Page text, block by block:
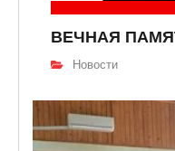
ВЕЧНАЯ
Новости